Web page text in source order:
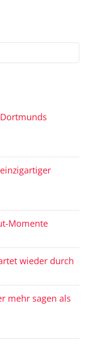
Momente
wieder durch
mehr sagen als